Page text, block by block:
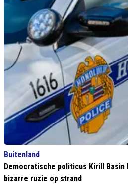
Buitenland
Democratische politicus Kirill
bizarre ruzie op strand